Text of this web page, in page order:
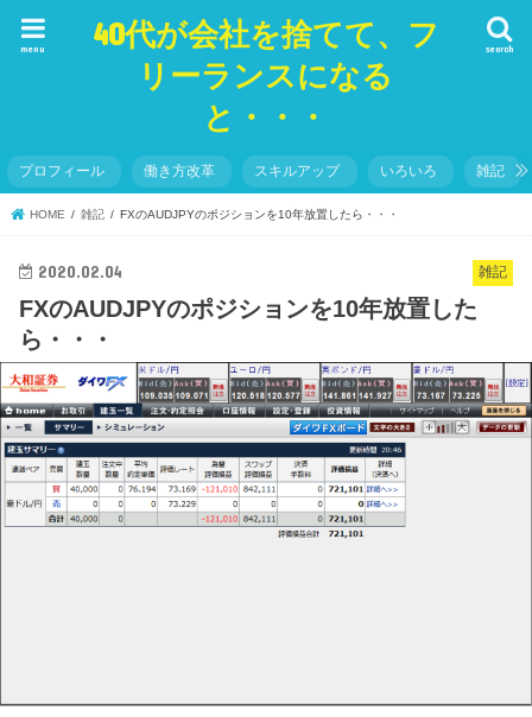
40代が会社を捨てて、フ
リーランスになる
と・・・
search
menu
プロフィール 働き方改革 スキルアップ いろいろ 雑記
HOME 雑記 FXのAUDJPYのポジションを10年放置したら・・・
雑記
2020.02.04
FXのAUDJPYのポジションを10年放置した
ら・・・